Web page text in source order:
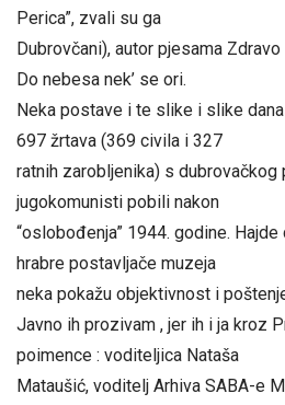
Perica”, zvali su ga
Dubrovčani), autor pjesama
Do nebesa nek’ se ori.
Neka postave i te slike i slike
697 žrtava (369 civila i 327
ratnih zarobljenika) s dubrovačkog
jugokomunisti pobili nakon
“oslobođenja” 1944. godine.
hrabre postavljače muzeja
neka pokažu objektivnost i
Javno ih prozivam , jer ih i ja kroz
poimence : voditeljica Nataša
Mataušić, voditelj Arhiva SABA-e